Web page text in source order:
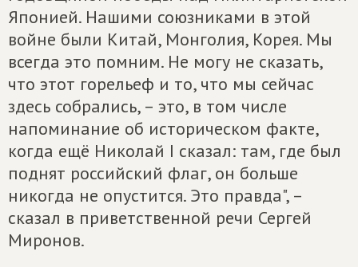
Японией. Нашими союзниками в этой
войне были Китай, Монголия, Корея. Мы
всегда это помним. Не могу не сказать,
что этот горельеф и то, что мы сейчас
здесь собрались, – это, в том числе
напоминание об историческом факте,
когда ещё Николай I сказал: там, где был
поднят российский флаг, он больше
никогда не опустится. Это правда", –
сказал в приветственной речи Сергей
Миронов.